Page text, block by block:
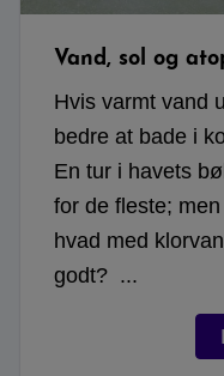
Vand, sol og
Hvis varmt vand
bedre at bade i
En tur i havets
for de fleste;
hvad med
godt? ...